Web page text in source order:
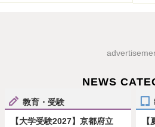
NEWS
教育・受験
【大学受験2027】京都府立